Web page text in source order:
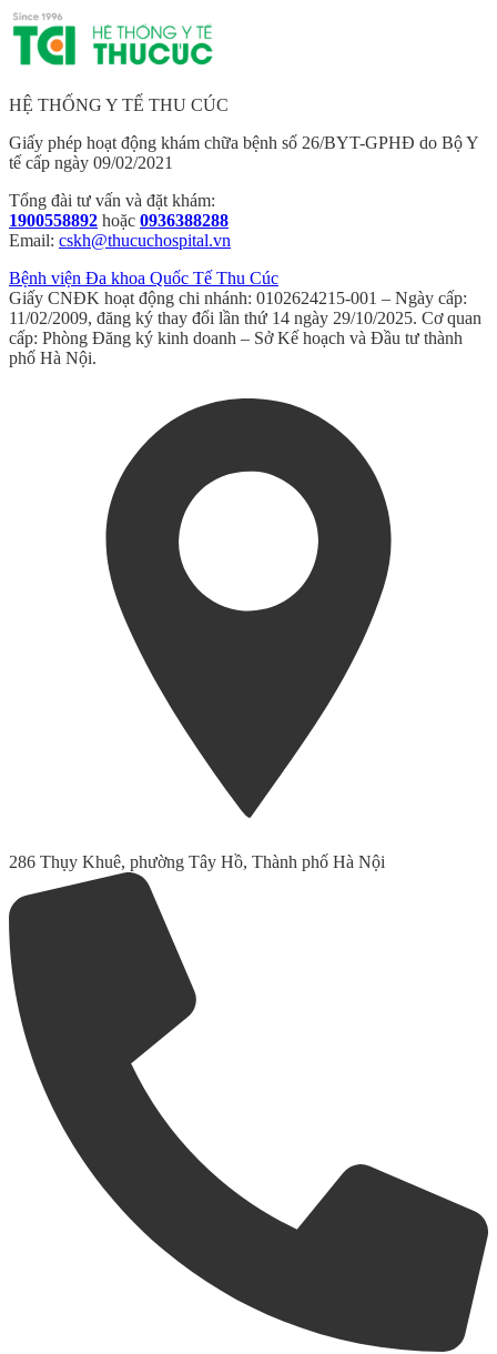
HỆ THỐNG Y TẾ THU CÚC
Giấy phép hoạt động khám chữa bệnh số 26/BYT-GPHĐ do Bộ Y
tế cấp ngày 09/02/2021
Tổng đài tư vấn và đặt khám:
1900558892 hoặc 0936388288
Email: cskh@thucuchospital.vn
Bệnh viện Đa khoa Quốc Tế Thu Cúc
Giấy CNĐK hoạt động chi nhánh: 0102624215-001 – Ngày cấp:
11/02/2009, đăng ký thay đổi lần thứ 14 ngày 29/10/2025. Cơ quan
cấp: Phòng Đăng ký kinh doanh – Sở Kế hoạch và Đầu tư thành
phố Hà Nội.
286 Thụy Khuê, phường Tây Hồ, Thành phố Hà Nội